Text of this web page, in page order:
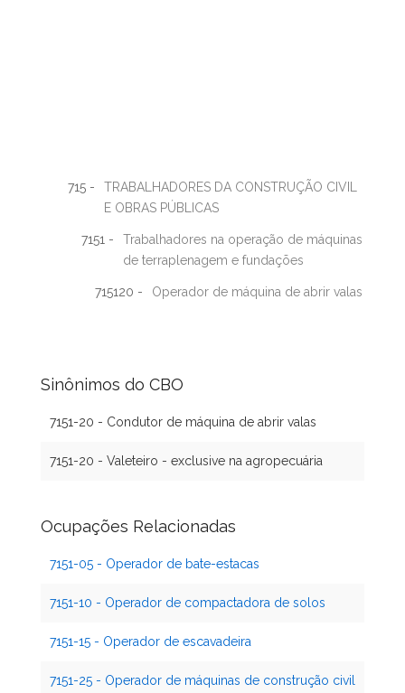
715 -
TRABALHADORES DA CONSTRUÇÃO CIVIL
E OBRAS PÚBLICAS
7151 -
Trabalhadores na operação de máquinas
de terraplenagem e fundações
715120 - Operador de máquina de abrir valas
Sinônimos do CBO
7151-20 - Condutor de máquina de abrir valas
7151-20 - Valeteiro - exclusive na agropecuária
Ocupações Relacionadas
7151-05 - Operador de bate-estacas
7151-10 - Operador de compactadora de solos
7151-15 - Operador de escavadeira
7151-25 - Operador de máquinas de construção civil